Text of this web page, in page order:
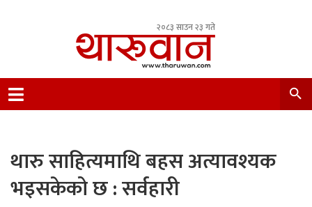
२०८३ साउन २३ गते
Nepal.
थारु साहित्यमाथि बहस अत्यावश्यक
भइसकेको छ : सर्वहारी